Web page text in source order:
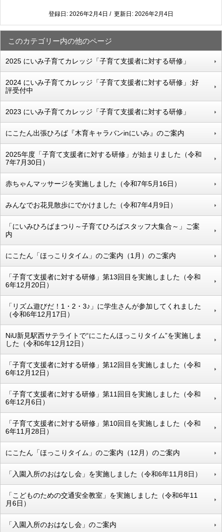
登録日: 2026年2月4日 / 更新日: 2026年2月4日
このカテゴリー内の他のページ
2025 にいみ子育てカレッジ「子育て支援者に対する研修」
2024 にいみ子育てカレッジ「子育て支援者に対する研修」:好
評受付中
2023 にいみ子育てカレッジ「子育て支援者に対する研修」
にこたん出張ひろば『木育キャラバンinにいみ』のご案内
2025年度「子育て支援者に対する研修」が始まりました（令和
7年7月30日）
赤ちゃんマッサージを実施しました（令和7年5月16日）
みんなでお花見散歩にでかけました（令和7年4月9日）
「にいみひろばまつり～子育てひろばスタッフ大集合～」ご案
内
にこたん「ほっこりタイム」のご案内（1月）のご案内
「子育て支援者に対する研修」第13回目を実施しました（令和
6年12月20日）
「リズム遊びだ！1・2・3♪」に学生さんが参加してくれました
（令和6年12月17日）
NiU新見駅西サテライトで“にこたんほっこりタイム”を実施しま
した（令和6年12月12日）
「子育て支援者に対する研修」第12回目を実施しました（令和
6年12月12日）
「子育て支援者に対する研修」第11回目を実施しました（令和
6年12月6日）
「子育て支援者に対する研修」第10回目を実施しました（令和
6年11月28日）
にこたん「ほっこりタイム」のご案内（12月）のご案内
「入園入所のおはなし会」を実施しました（令和6年11月8日）
「こどものための交通安全教室」を実施しました（令和6年11
月6日）
「入園入所のおはなし会」のご案内